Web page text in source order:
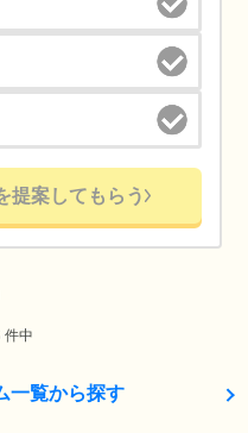
提案してもらう
件中
一覧から探す